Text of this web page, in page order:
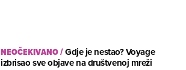
NEOČEKIVANO/Gdje je nestao? Voyage
izbrisao sve objave na društvenoj mreži